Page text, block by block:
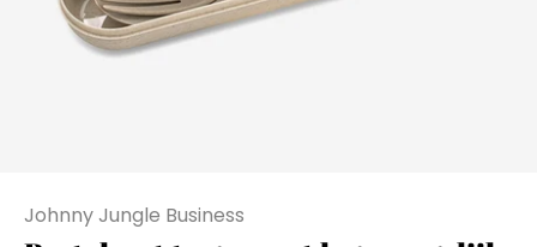
Johnny Jungle Business